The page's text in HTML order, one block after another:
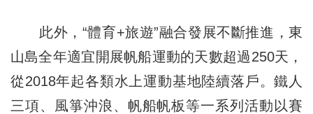
此外，“體育+旅遊”融合發展不斷推進，東
山島全年適宜開展帆船運動的天數超過250天，
從2018年起各類水上運動基地陸續落戶。鐵人
三項、風箏沖浪、帆船帆板等一系列活動以賽